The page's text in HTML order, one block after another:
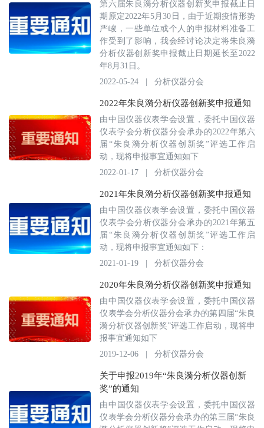
第六届朱良漪分析仪器创新奖申报截止日
期原定2022年5月30日，由于近期疫情形势
严峻，一些单位或个人的申报材料准备工
作受到了影响，我会经讨论决定将朱良漪
分析仪器创新奖申报截止日期延长至2022
年8月31日。
2022-05-24
分析仪器分会
2022年朱良漪分析仪器创新奖申报通知
由中国仪器仪表学会设置，委托中国仪器
仪表学会分析仪器分会承办的2022年第六
届“朱良漪分析仪器创新奖”评选工作启
动，现将申报事宜通知如下
2022-01-17
分析仪器分会
2021年朱良漪分析仪器创新奖申报通知
由中国仪器仪表学会设置，委托中国仪器
仪表学会分析仪器分会承办的2021年第五
届“朱良漪分析仪器创新奖”评选工作启
动，现将申报事宜通知如下：
2021-01-19
分析仪器分会
2020年朱良漪分析仪器创新奖申报通知
由中国仪器仪表学会设置，委托中国仪器
仪表学会分析仪器分会承办的第四届“朱良
漪分析仪器创新奖”评选工作启动，现将申
报事宜通知如下
2019-12-06
分析仪器分会
关于申报2019年“朱良漪分析仪器创新
奖”的通知
由中国仪器仪表学会设置，委托中国仪器
仪表学会分析仪器分会承办的第三届“朱良